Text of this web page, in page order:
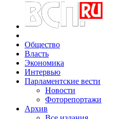
Общество
Власть
Экономика
Интервью
Парламентские вести
Новости
Фоторепортажи
Архив